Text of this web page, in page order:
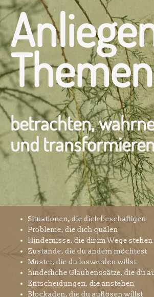
Themen
betrachten,
und
Situationen, die dich beschäftigen
Probleme, die dich quälen
Hindernisse, die dir im Wege stehen
Zustände, die du ändern möchtest
Muster, die du loswerden willst
hinderliche Glaubenssätze, die du
Entscheidungen, die anstehen
Blockaden, die du auflösen willst